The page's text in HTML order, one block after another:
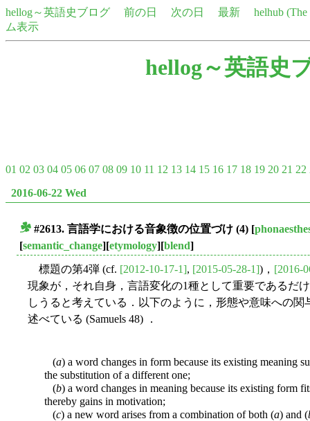
hellog～英語史ブログ 前の日 次の日 最新
helhub
ム表示
hellog～英語史
01 02 03 04 05 06 07 08 09 10 11 12 13 14 15 16 17 18 19 20 21 22
2016-06-22 Wed
#2613. 言語学における音象徴の位置づけ (4) [
[semantic_change][etymology][blend]
標題の第4弾 (cf. [2012-10-17-1], [2015-05-28-1])， [2016-
現象が，それ自身，言語変化の1種として重要であるだ
しうると考えている．以下のように，形態や意味への
述べている (Samuels 48) ．
(a) a word changes in form because its existing meaning
the substitution of a different one;
(b) a word changes in meaning because its existing form
thereby gains in motivation;
(c) a new word arises from a combination of both (a) and (